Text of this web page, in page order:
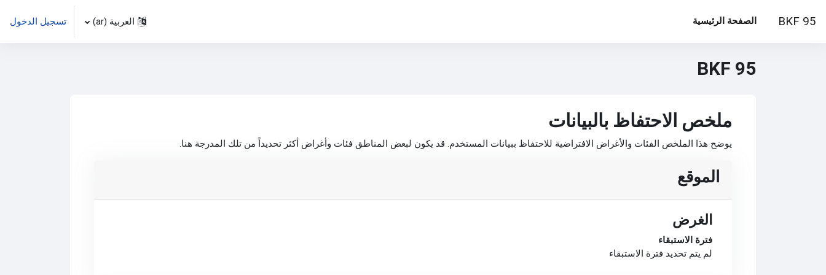
BKF 95 الصفحة الرئيسية العربية ‎(ar)‎ تسجيل الدخول
BKF 95
ملخص الاحتفاظ بالبيانات
يوضح هذا الملخص الفئات والأغراض الافتراضية للاحتفاظ ببيانات المستخدم. قد يكون لبعض المناطق فئات وأغراض أكثر تحديداً من تلك المدرجة هنا.
الموقع
الغرض
فترة الاستبقاء
لم يتم تحديد فترة الاستبقاء